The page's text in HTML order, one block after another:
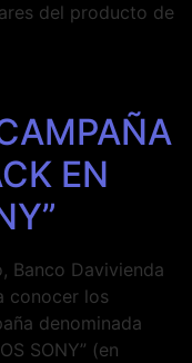
del producto de
EN
Banco Davivienda
conocer los
denominada
SONY” (en